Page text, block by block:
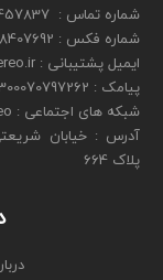
شماره تماس : 88457837 021 - 88412212 021
شماره فکس : 88407692 021
ایمیل پشتیبانی : info@popstereo.ir
پیامک : 300070797262
شبکه های اجتماعی : alpinecarstereo@
​​​​​​​آدرس : خیابان
پلاک 664